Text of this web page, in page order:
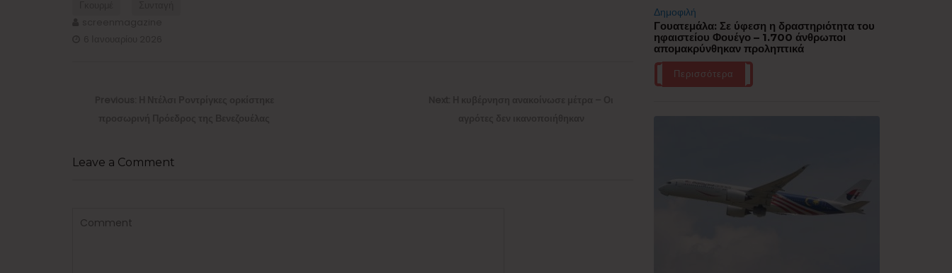
Leave a Comment
Δημοφιλή
Γουατεμάλα: Σε ύφεση η δραστηριότητα του
ηφαιστείου Φουέγο – 1.700 άνθρωποι
απομακρύνθηκαν προληπτικά
Περισσότερα